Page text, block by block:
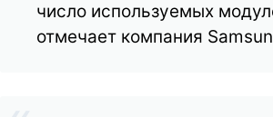
число используемых
отмечает компания